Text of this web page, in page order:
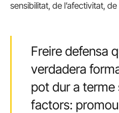
sensibilitat, de l’afectivitat,
Freire defensa
verdadera
pot dur a terme
factors: